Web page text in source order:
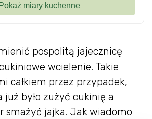
pospolitą jajecznicę
wcielenie. Takie
całkiem przez przypadek,
było zużyć cukinię a
smażyć jajka. Jak wiadomo